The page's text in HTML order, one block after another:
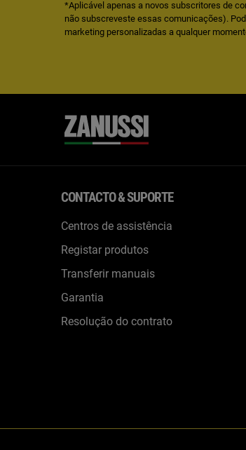
*Aplicável apenas a novos subscritores de
não subscreveste essas comunicações).
marketing personalizadas a qualquer
CONTACTO & SUPORTE
Centros de assistência
Registar produtos
Transferir manuais
Garantia
Resolução do contrato